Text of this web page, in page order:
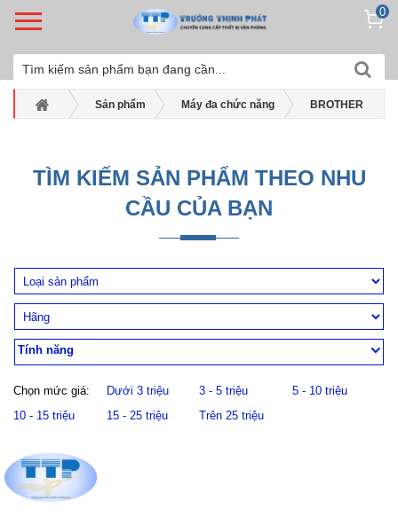
0
Sản phẩm Máy đa chức năng BROTHER
Máy in phun màu Brother DCP-T530DW
TÌM KIẾM SẢN PHẨM THEO NHU
CẦU CỦA BẠN
Tính năng
Chọn mức giá: Dưới 3 triệu 3 - 5 triệu
5 - 10 triệu
10 - 15 triệu
15 - 25 triệu Trên 25 triệu